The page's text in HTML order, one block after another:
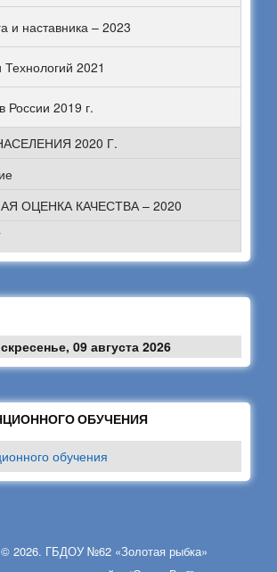
и наставника – 2023
2021
России 2019 г.
2020 Г.
ОЦЕНКА КАЧЕСТВА – 2020
09 августа 2026
ОБУЧЕНИЯ
обучения
2026. ГБДОУ №62 «Золотая рыбка»